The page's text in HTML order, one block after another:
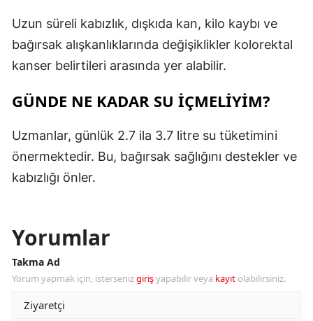
Uzun süreli kabızlık, dışkıda kan, kilo kaybı ve
bağırsak alışkanlıklarında değişiklikler kolorektal
kanser belirtileri arasında yer alabilir.
GÜNDE NE KADAR SU IÇMELIYIM?
Uzmanlar, günlük 2.7 ila 3.7 litre su tüketimini
önermektedir. Bu, bağırsak sağlığını destekler ve
kabızlığı önler.
Yorumlar
Takma Ad
Yorum yapmak için, istersenizgirişyapabilir veya kayıt olabilirsiniz.